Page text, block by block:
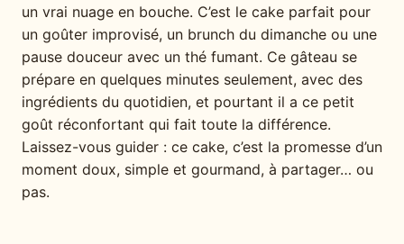
un vrai nuage en bouche. C’est le cake parfait pour
un goûter improvisé, un brunch du dimanche ou une
pause douceur avec un thé fumant. Ce gâteau se
prépare en quelques minutes seulement, avec des
ingrédients du quotidien, et pourtant il a ce petit
goût réconfortant qui fait toute la différence.
Laissez-vous guider : ce cake, c’est la promesse d’un
moment doux, simple et gourmand, à partager… ou
pas.